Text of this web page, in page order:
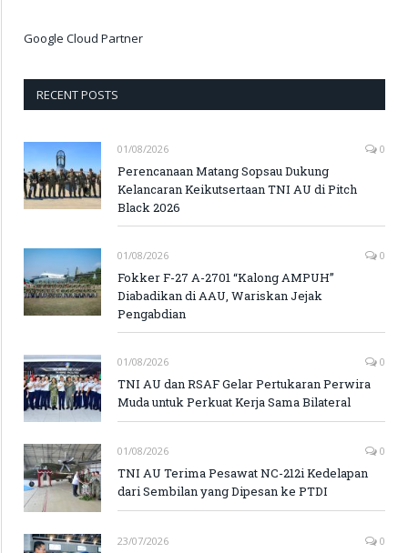
Google Cloud Partner
RECENT POSTS
01/08/2026 0
Perencanaan Matang Sopsau Dukung
Kelancaran Keikutsertaan TNI AU di Pitch
Black 2026
01/08/2026 0
Fokker F-27 A-2701 “Kalong AMPUH”
Diabadikan di AAU, Wariskan Jejak
Pengabdian
01/08/2026 0
TNI AU dan RSAF Gelar Pertukaran Perwira
Muda untuk Perkuat Kerja Sama Bilateral
01/08/2026 0
TNI AU Terima Pesawat NC-212i Kedelapan
dari Sembilan yang Dipesan ke PTDI
23/07/2026 0